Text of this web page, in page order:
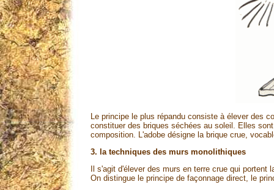
Le principe le plus répandu consiste à élever des
constituer des briques séchées au soleil. Elles
composition. L'adobe désigne la brique crue,
3. la techniques des murs monolithiques
Il s'agit d'élever des murs en terre crue qui
On distingue le principe de façonnage direct, le